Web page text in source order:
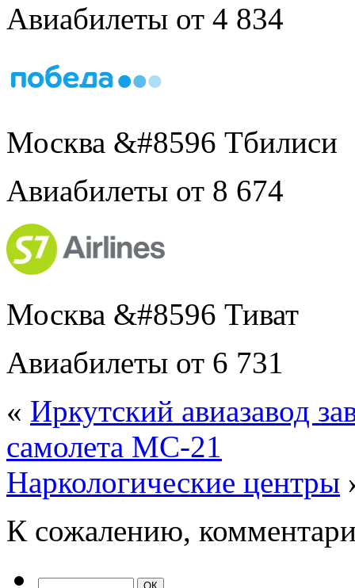
Авиабилеты от 4 834
Москва &#8596 Тбилиси
Авиабилеты от 8 674
Москва &#8596 Тиват
Авиабилеты от 6 731
« Иркутский авиазавод
самолета МС-21
Наркологические центры
К сожалению,